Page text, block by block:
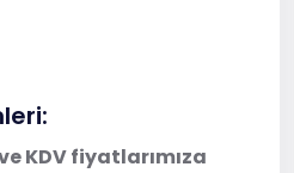
KDV fiyatlarımıza